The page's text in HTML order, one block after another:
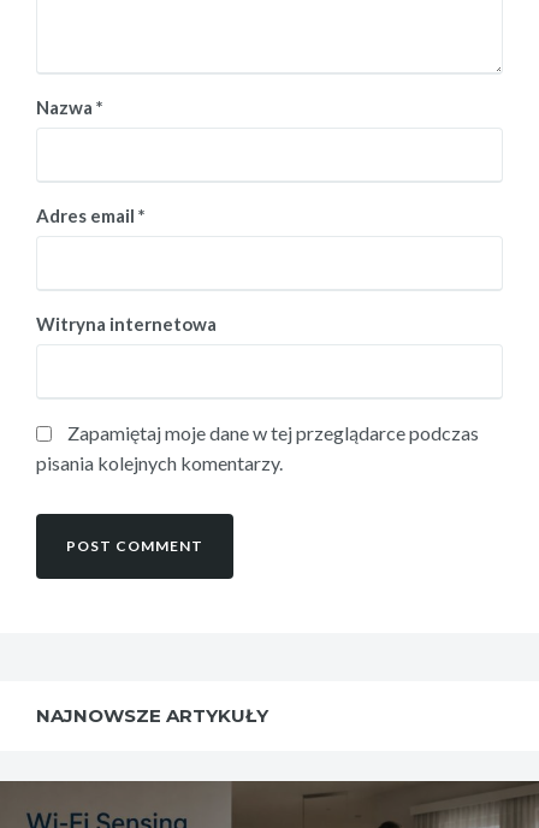
Nazwa *
Adres email *
Witryna internetowa
Zapamiętaj moje dane w tej przeglądarce podczas
pisania kolejnych komentarzy.
NAJNOWSZE ARTYKUŁY